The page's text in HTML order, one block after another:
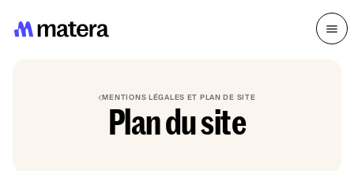
MENTIONS LÉGALES ET PLAN DE SITE
Plan du site